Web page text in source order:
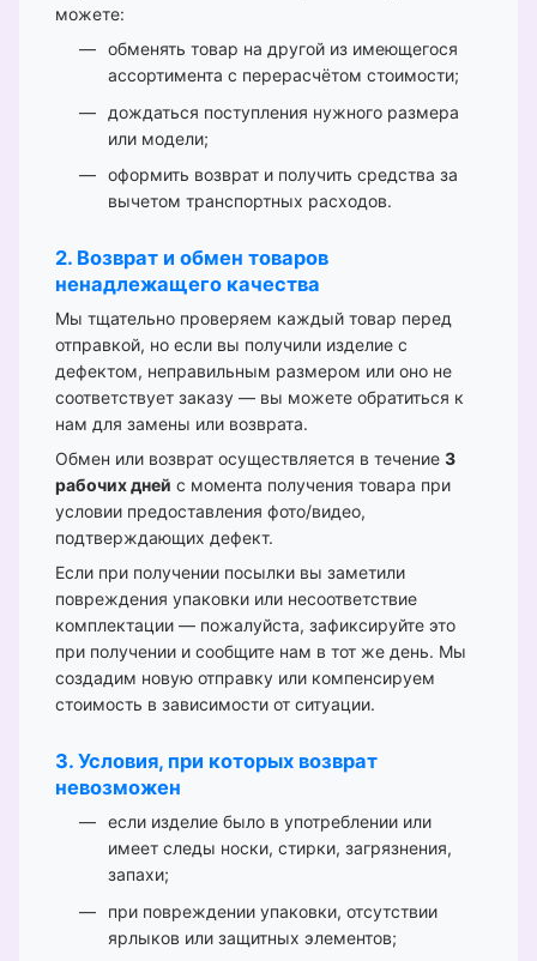
можете:
обменять товар на другой из имеющегося
ассортимента с перерасчётом стоимости;
дождаться поступления нужного размера
или модели;
оформить возврат и получить средства за
вычетом транспортных расходов.
2. Возврат и обмен товаров
ненадлежащего качества
Мы тщательно проверяем каждый товар перед
отправкой, но если вы получили изделие с
дефектом, неправильным размером или оно не
соответствует заказу — вы можете обратиться к
нам для замены или возврата.
Обмен или возврат осуществляется в течение 3
рабочих дней с момента получения товара при
условии предоставления фото/видео,
подтверждающих дефект.
Если при получении посылки вы заметили
повреждения упаковки или несоответствие
комплектации — пожалуйста, зафиксируйте это
при получении и сообщите нам в тот же день. Мы
создадим новую отправку или компенсируем
стоимость в зависимости от ситуации.
3. Условия, при которых возврат
невозможен
если изделие было в употреблении или
имеет следы носки, стирки, загрязнения,
запахи;
при повреждении упаковки, отсутствии
ярлыков или защитных элементов;